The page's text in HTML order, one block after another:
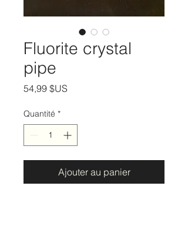
Fluorite crystal
pipe
54,99 $US
Quantité *
Ajouter au panier